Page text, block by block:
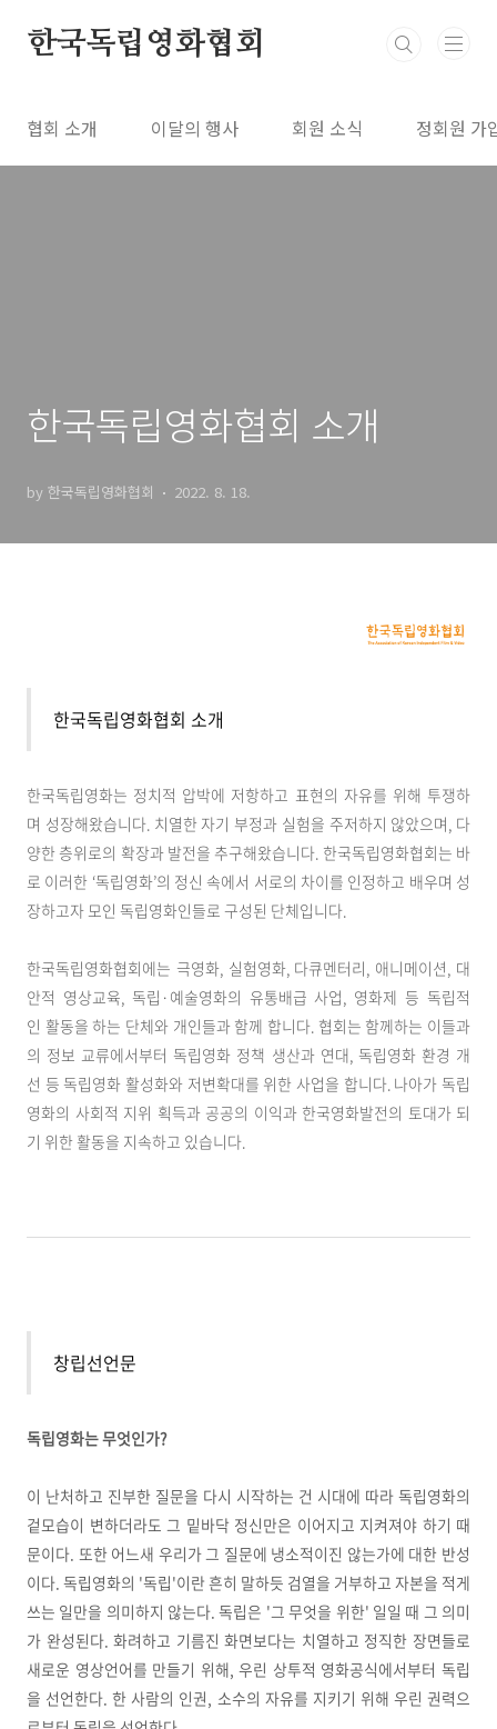
한국독립영화협회
협회 소개 이달의 행사 회원 소식 정회원 가
한국독립영화협회 소개
by 한국독립영화협회 2022. 8. 18.
한국독립영화협회 소개
한국독립영화는 정치적 압박에 저항하고 표현의 자유를 위해 투쟁하
며 성장해왔습니다. 치열한 자기 부정과 실험을 주저하지 않았으며, 다
양한 층위로의 확장과 발전을 추구해왔습니다. 한국독립영화협회는 바
로 이러한 ‘독립영화’의 정신 속에서 서로의 차이를 인정하고 배우며 성
장하고자 모인 독립영화인들로 구성된 단체입니다.
한국독립영화협회에는 극영화, 실험영화, 다큐멘터리, 애니메이션, 대
안적 영상교육, 독립·예술영화의 유통배급 사업, 영화제 등 독립적
인 활동을 하는 단체와 개인들과 함께 합니다. 협회는 함께하는 이들과
의 정보 교류에서부터 독립영화 정책 생산과 연대, 독립영화 환경 개
선 등 독립영화 활성화와 저변확대를 위한 사업을 합니다. 나아가 독립
영화의 사회적 지위 획득과 공공의 이익과 한국영화발전의 토대가 되
기 위한 활동을 지속하고 있습니다.
창립선언문
독립영화는 무엇인가?
이 난처하고 진부한 질문을 다시 시작하는 건 시대에 따라 독립영화의
겉모습이 변하더라도 그 밑바닥 정신만은 이어지고 지켜져야 하기 때
문이다. 또한 어느새 우리가 그 질문에 냉소적이진 않는가에 대한 반성
이다. 독립영화의 '독립'이란 흔히 말하듯 검열을 거부하고 자본을 적게
쓰는 일만을 의미하지 않는다. 독립은 '그 무엇을 위한' 일일 때 그 의미
가 완성된다. 화려하고 기름진 화면보다는 치열하고 정직한 장면들로
새로운 영상언어를 만들기 위해, 우린 상투적 영화공식에서부터 독립
을 선언한다. 한 사람의 인권, 소수의 자유를 지키기 위해 우린 권력으